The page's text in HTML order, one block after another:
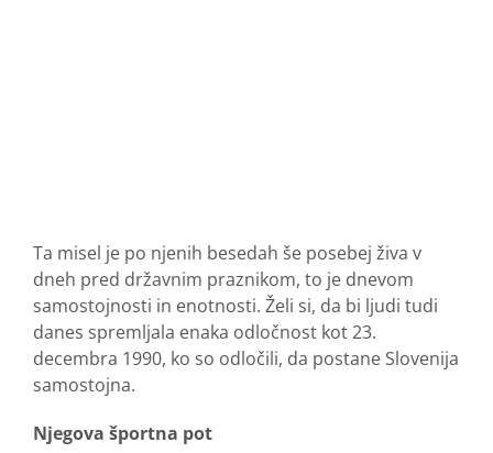
Ta misel je po njenih besedah še posebej živa v
dneh pred državnim praznikom, to je dnevom
samostojnosti in enotnosti. Želi si, da bi ljudi tudi
danes spremljala enaka odločnost kot 23.
decembra 1990, ko so odločili, da postane Slovenija
samostojna.
Njegova športna pot